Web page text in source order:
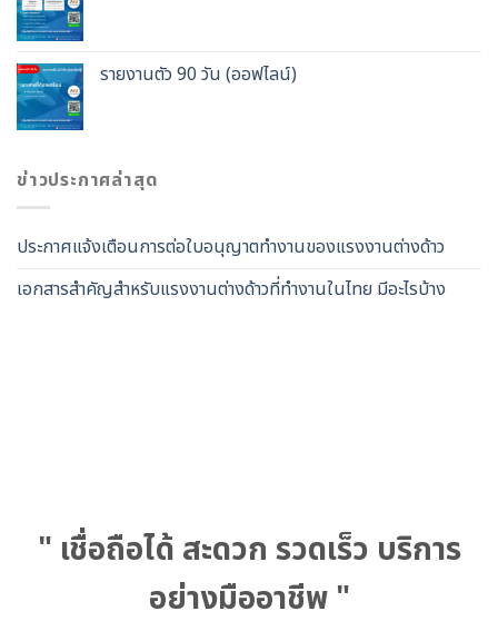
รายงานตัว 90 วัน (ออฟไลน์)
ข่าวประกาศล่าสุด
ประกาศแจ้งเตือนการต่อใบอนุญาตทำงานของแรงงานต่างด้าว
เอกสารสำคัญสำหรับแรงงานต่างด้าวที่ทำงานในไทย มีอะไรบ้าง
" เชื่อถือได้ สะดวก รวดเร็ว บริการ
อย่างมืออาชีพ "